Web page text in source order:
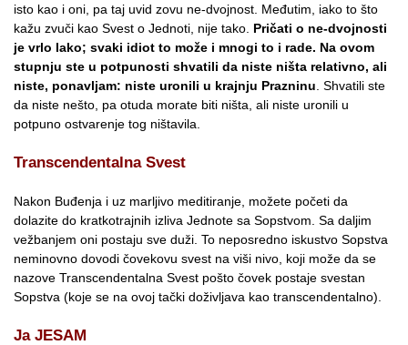
isto kao i oni, pa taj uvid zovu ne-dvojnost. Međutim, iako to što
kažu zvuči kao Svest o Jednoti, nije tako. Pričati o ne-dvojnosti
je vrlo lako; svaki idiot to može i mnogi to i rade. Na ovom
stupnju ste u potpunosti shvatili da niste ništa relativno, ali
niste, ponavljam: niste uronili u krajnju Prazninu . Shvatili ste
da niste nešto, pa otuda morate biti ništa, ali niste uronili u
potpuno ostvarenje tog ništavila.
Transcendentalna Svest
Nakon Buđenja i uz marljivo meditiranje, možete početi da
dolazite do kratkotrajnih izliva Jednote sa Sopstvom. Sa daljim
vežbanjem oni postaju sve duži. To neposredno iskustvo Sopstva
neminovno dovodi čovekovu svest na viši nivo, koji može da se
nazove Transcendentalna Svest pošto čovek postaje svestan
Sopstva (koje se na ovoj tački doživljava kao transcendentalno).
Ja JESAM